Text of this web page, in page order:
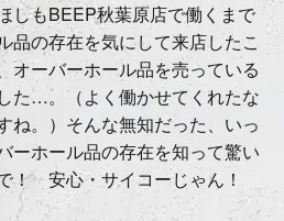
しもBEEP秋葉原店で働くまで
品の存在を気にして来店したこ
オーバーホール品を売っている
た…。（よく働かせてくれたな
ね。）そんな無知だった、いっ
ホール品の存在を知って驚い
！ 安心・サイコーじゃん！